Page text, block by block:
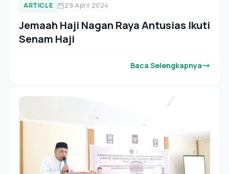
ARTICLE 29 April 2024
Jemaah Haji Nagan Raya Antusias Ikuti
Senam Haji
Baca Selengkapnya